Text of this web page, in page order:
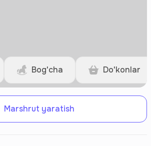
Bog'cha Do'konlar
Marshrut yaratish